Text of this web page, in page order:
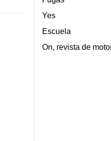
Yes
Escuela
On, revista de